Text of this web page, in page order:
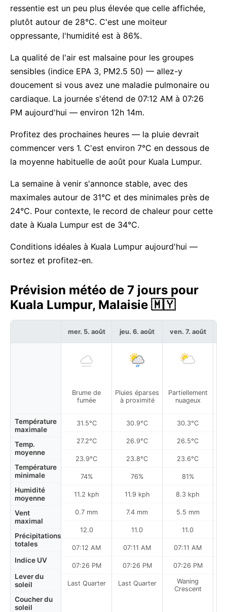
ressentie est un peu plus élevée que celle affichée,
plutôt autour de 28°C. C'est une moiteur
oppressante, l'humidité est à 86%.
La qualité de l'air est malsaine pour les groupes
sensibles (indice EPA 3, PM2.5 50) — allez-y
doucement si vous avez une maladie pulmonaire ou
cardiaque. La journée s'étend de 07:12 AM à 07:26
PM aujourd'hui — environ 12h 14m.
Profitez des prochaines heures — la pluie devrait
commencer vers 1. C'est environ 7°C en dessous de
la moyenne habituelle de août pour Kuala Lumpur.
La semaine à venir s'annonce stable, avec des
maximales autour de 31°C et des minimales près de
24°C. Pour contexte, le record de chaleur pour cette
date à Kuala Lumpur est de 34°C.
Conditions idéales à Kuala Lumpur aujourd'hui —
sortez et profitez-en.
Prévision météo de 7 jours pour
Kuala Lumpur, Malaisie 🇲🇾
Température
maximale
Temp.
moyenne
Température
minimale
Humidité
moyenne
Vent
maximal
Précipitations
totales
Indice UV
Lever du
soleil
Coucher du
soleil
mer. 5. août
Brume de
fumée
31.5°C
27.2°C
23.9°C
74%
11.2 kph
0.7 mm
12.0
07:12 AM
07:26 PM
Last Quarter
jeu. 6. août
Pluies éparses
à proximité
30.9°C
26.9°C
23.8°C
76%
11.9 kph
7.4 mm
11.0
07:11 AM
07:26 PM
Last Quarter
ven. 7. août
Partiellement
nuageux
30.3°C
26.5°C
23.6°C
81%
8.3 kph
5.5 mm
11.0
07:11 AM
07:26 PM
Waning
Crescent